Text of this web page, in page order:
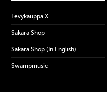
Levykauppa X
Sakara Shop
Sakara Shop (In English)
Swampmusic